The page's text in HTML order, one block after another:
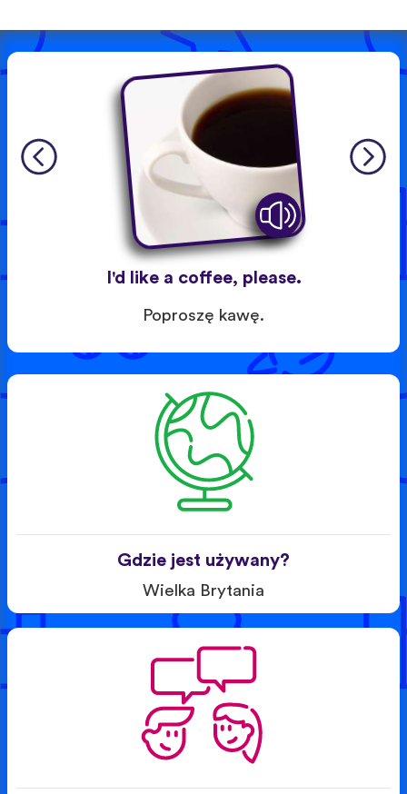
I'd like a coffee, please.
Poproszę kawę.
Gdzie jest używany?
Wielka Brytania